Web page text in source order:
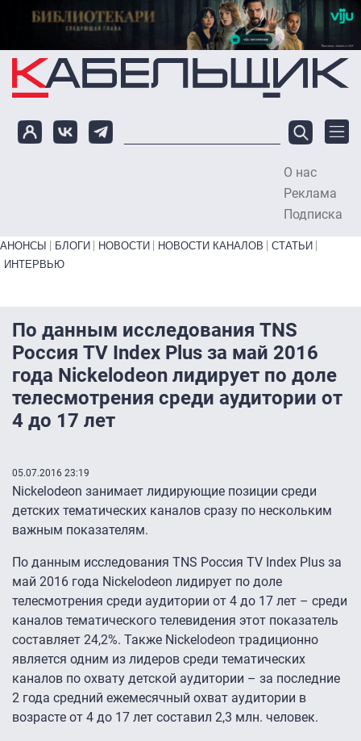
Перейти к основному содержанию
О нас
Реклама
Подписка
Primary links bottom
АНОНСЫ БЛОГИ НОВОСТИ НОВОСТИ КАНАЛОВ
СТАТЬИ
ИНТЕРВЬЮ
По данным исследования TNS
Россия TV Index Plus за май 2016
года Nickelodeon лидирует по доле
телесмотрения среди аудитории от
4 до 17 лет
05.07.2016 23:19
Nickelodeon занимает лидирующие позиции среди
детских тематических каналов сразу по нескольким
важным показателям.
По данным исследования TNS Россия TV Index Plus за
май 2016 года Nickelodeon лидирует по доле
телесмотрения среди аудитории от 4 до 17 лет – среди
каналов тематического телевидения этот показатель
составляет 24,2%. Также Nickelodeon традиционно
является одним из лидеров среди тематических
каналов по охвату детской аудитории – за последние
2 года средний ежемесячный охват аудитории в
возрасте от 4 до 17 лет составил 2,3 млн. человек.